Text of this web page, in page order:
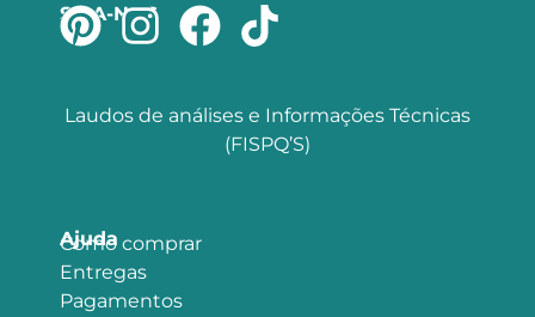
SIGA-NOS
Laudos de análises e Informações Técnicas
(FISPQ’S)
Ajuda
Como comprar
Entregas
Pagamentos